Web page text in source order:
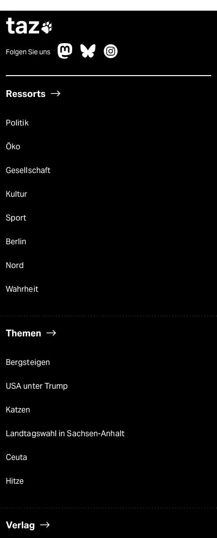
taz
Folgen Sie uns
Ressorts
Politik
Öko
Gesellschaft
Kultur
Sport
Berlin
Nord
Wahrheit
Themen
Bergsteigen
USA unter Trump
Katzen
Landtagswahl in Sachsen-Anhalt
Ceuta
Hitze
Verlag